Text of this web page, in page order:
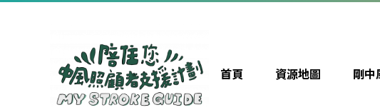
首頁 資源地圖 剛中